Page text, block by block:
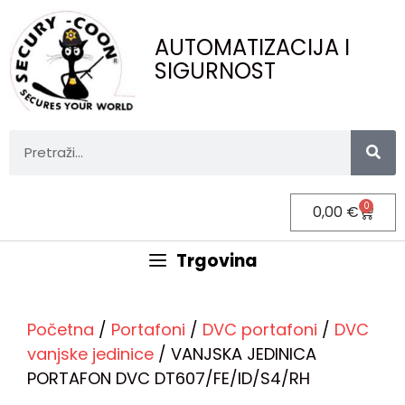
AUTOMATIZACIJA I
SIGURNOST
0,00 € 0
Trgovina
Početna / Portafoni / DVC portafoni / DVC
vanjske jedinice / VANJSKA JEDINICA
PORTAFON DVC DT607/FE/ID/S4/RH